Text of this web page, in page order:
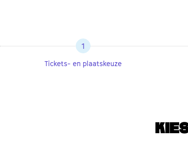
1
Tickets- en plaatskeuze